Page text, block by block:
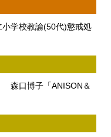
学校教諭(50代)懲戒処
森口博子「ANISON＆